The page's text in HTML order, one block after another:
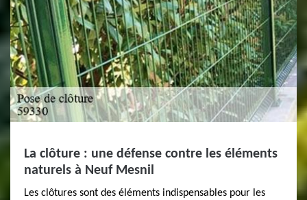
La clôture : une défense contre les éléments
naturels à Neuf Mesnil
Les clôtures sont des éléments indispensables pour les